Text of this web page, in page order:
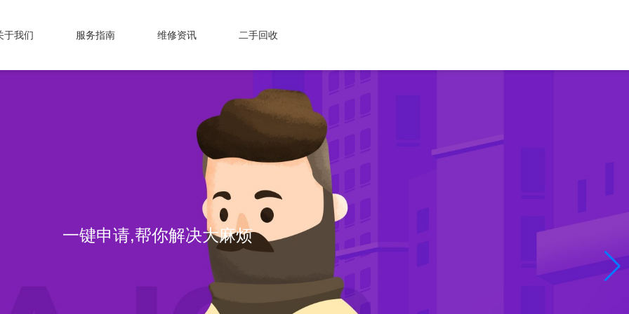
于我们 服务指南 维修资讯 二手回收
一键申请,帮你解决大麻烦